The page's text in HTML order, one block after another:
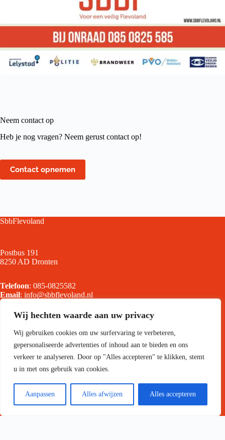
Wij hechten waarde aan uw privacy
Wij gebruiken cookies om uw surfervaring te verbeteren,
gepersonaliseerde advertenties of inhoud aan te bieden en ons
verkeer te analyseren. Door op "Alles accepteren" te klikken, stemt
u in met ons gebruik van cookies.
Aanpassen Alles afwijzen Alles accepteren
Neem contact op
Heb je nog vragen? Neem gerust contact op!
Contact opnemen
SbbFlevoland
Postbus 191
8250 AD Dronten
Telefoon: 085-0825582
Email: info@sbbflevoland.nl
Menu
Home
Onze Diensten
Collectieve Beveiliging
Collectieve Camerabewaking
Keurmerk Veilig Ondernemen